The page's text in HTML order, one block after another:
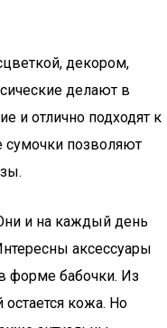
декором,
делают в
и отлично подходят к
позволяют
и на каждый день
аксессуары
форме бабочки. Из
кожа. Но